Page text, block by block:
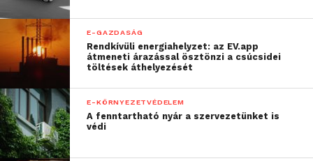
döntésén alapszik. A natív
videót bármikor be lehet
zárni, a hang külön
bekapcsolható és
szabályozható. Hirdetői
szempontból exkluzív
megjelenés: egy videóban
E-GAZDASÁG
Rendkívüli energiahelyzet: az EV.app
átmeneti árazással ösztönzi a csúcsidei
töltések áthelyezését
E-KÖRNYEZETVÉDELEM
A fenntartható nyár a szervezetünket is
védi